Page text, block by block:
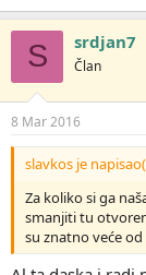
S srdjan7
Član
8 Mar 2016
slavkos je
Za koliko si ga
smanjiti tu
su znatno veće